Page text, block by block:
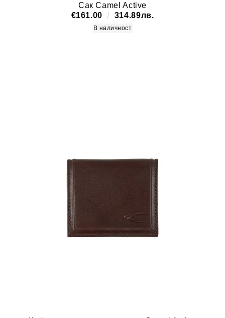
Сак Camel Active
€161.00
314.89лв.
В наличност